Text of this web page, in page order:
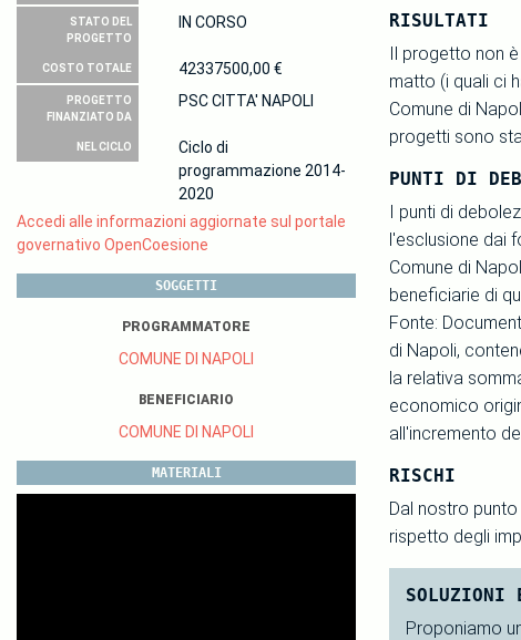
STATO DEL
PROGETTO
IN CORSO
COSTO TOTALE 42337500,00 €
PROGETTO
FINANZIATO DA
PSC CITTA' NAPOLI
NEL CICLO
Ciclo di
programmazione 2014-
2020
Accedi alle informazioni aggiornate sul portale
governativo OpenCoesione
SOGGETTI
PROGRAMMATORE
COMUNE DI NAPOLI
BENEFICIARIO
COMUNE DI NAPOLI
MATERIALI
RISULTATI
Il progetto non
matto (i quali ci
Comune di
progetti sono
PUNTI DI
I punti di
l'esclusione dai
Comune di
beneficiarie di
Fonte:
di Napoli,
la relativa
economico
all'incremento
RISCHI
Dal nostro
rispetto degli
SOLUZIONI
Proponiamo